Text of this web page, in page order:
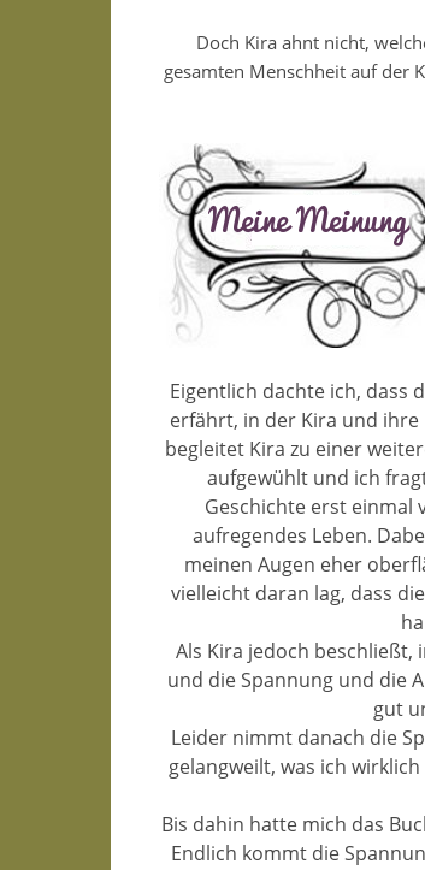
Doch Kira ahnt nicht,
gesamten Menschheit auf der
Eigentlich dachte ich, dass
erfährt, in der Kira und
begleitet Kira zu einer
aufgewühlt und ich
Geschichte erst einmal
aufregendes Leben.
meinen Augen eher
vielleicht daran lag, dass
Als Kira jedoch beschließt,
und die Spannung und die
gut
Leider nimmt danach die
gelangweilt, was ich
Bis dahin hatte mich das
Endlich kommt die